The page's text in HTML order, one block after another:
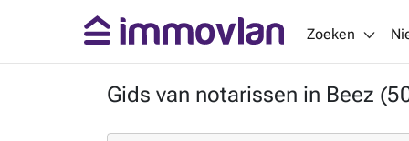
Zoeken
Gids van notarissen in Beez